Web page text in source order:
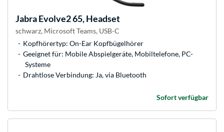
JabraEvolve2 65, Headset
schwarz, Microsoft Teams, USB-C
Kopfhörertyp: On-Ear Kopfbügelhörer
Geeignet für: Mobile Abspielgeräte, Mobiltelefone, PC-
Systeme
Drahtlose Verbindung: Ja, via Bluetooth
Sofort verfügbar